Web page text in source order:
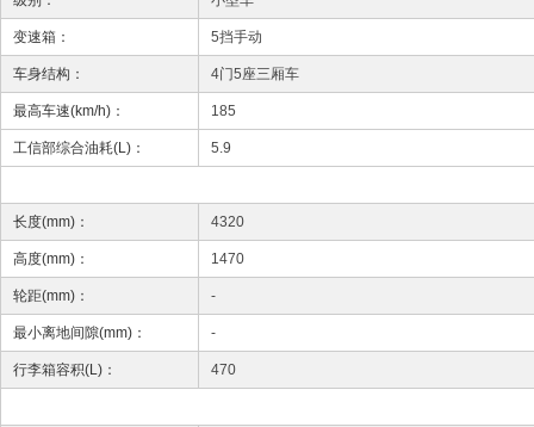
变速箱： 5挡手动
车身结构： 4门5座三厢车
最高车速(km/h)： 185
工信部综合油耗(L)： 5.9
长度(mm)： 4320
高度(mm)： 1470
轮距(mm)： -
最小离地间隙(mm)： -
行李箱容积(L)： 470